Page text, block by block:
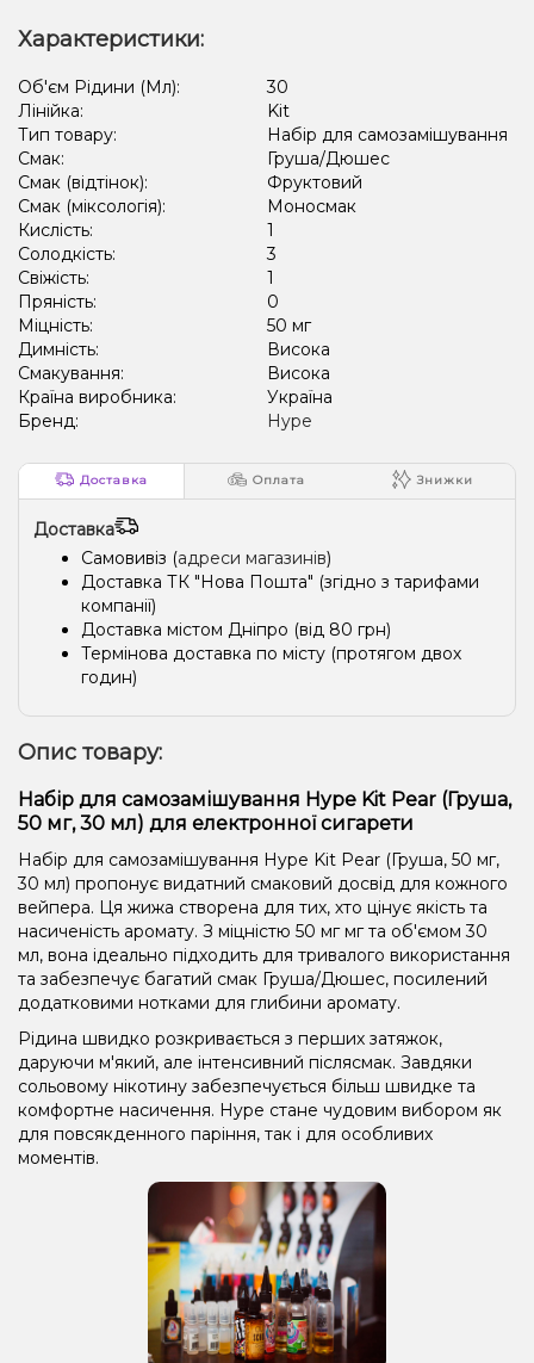
Характеристики:
Об'єм Рідини (Мл):
30
Лінійка:
Kit
Тип товару:
Набір для самозамішування
Смак:
Груша/Дюшес
Смак (відтінок):
Фруктовий
Смак (міксологія):
Моносмак
Кислість:
1
Солодкість:
3
Свіжість:
1
Пряність:
0
Міцність:
50 мг
Димність:
Висока
Смакування:
Висока
Країна виробника:
Україна
Бренд:
Hype
Доставка Оплата Знижки
Доставка
Самовивіз (адреси магазинів)
Доставка ТК "Нова Пошта" (згідно з тарифами
компанії)
Доставка містом Дніпро (від 80 грн)
Термінова доставка по місту (протягом двох
годин)
Опис товару:
Набір для самозамішування Hype Kit Pear (Груша,
50 мг, 30 мл) для електронної сигарети
Набір для самозамішування Hype Kit Pear (Груша, 50 мг,
30 мл) пропонує видатний смаковий досвід для кожного
вейпера. Ця жижа створена для тих, хто цінує якість та
насиченість аромату. З міцністю 50 мг мг та об'ємом 30
мл, вона ідеально підходить для тривалого використання
та забезпечує багатий смак Груша/Дюшес, посилений
додатковими нотками для глибини аромату.
Рідина швидко розкривається з перших затяжок,
даруючи м'який, але інтенсивний післясмак. Завдяки
сольовому нікотину забезпечується більш швидке та
комфортне насичення. Hype стане чудовим вибором як
для повсякденного паріння, так і для особливих
моментів.